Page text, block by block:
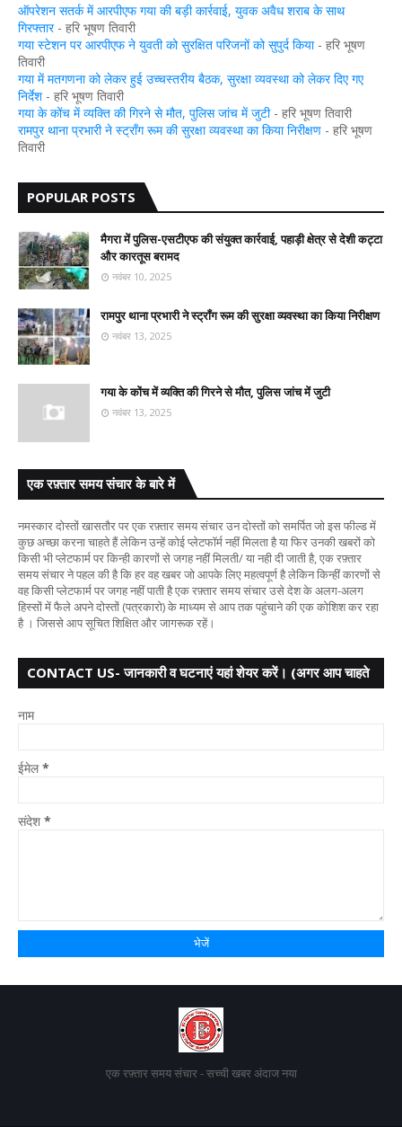
ऑपरेशन सतर्क में आरपीएफ गया की बड़ी कार्रवाई, युवक अवैध शराब के साथ
गिरफ्तार- हरि भूषण तिवारी
गया स्टेशन पर आरपीएफ ने युवती को सुरक्षित परिजनों को सुपुर्द किया- हरि भूषण
तिवारी
गया में मतगणना को लेकर हुई उच्चस्तरीय बैठक, सुरक्षा व्यवस्था को लेकर दिए गए
निर्देश- हरि भूषण तिवारी
गया के कोंच में व्यक्ति की गिरने से मौत, पुलिस जांच में जुटी- हरि भूषण तिवारी
रामपुर थाना प्रभारी ने स्ट्रॉंग रूम की सुरक्षा व्यवस्था का किया निरीक्षण - हरि भूषण
तिवारी
POPULAR POSTS
मैगरा में पुलिस-एसटीएफ की संयुक्त कार्रवाई, पहाड़ी क्षेत्र से देशी कट्टा
और कारतूस बरामद
नवंबर 10, 2025
रामपुर थाना प्रभारी ने स्ट्रॉंग रूम की सुरक्षा व्यवस्था का किया निरीक्षण
नवंबर 13, 2025
गया के कोंच में व्यक्ति की गिरने से मौत, पुलिस जांच में जुटी
नवंबर 13, 2025
एक रफ़्तार समय संचार के बारे में
नमस्कार दोस्तों खासतौर पर एक रफ़्तार समय संचार उन दोस्तों को समर्पित जो इस फील्ड में
कुछ अच्छा करना चाहते हैं लेकिन उन्हें कोई प्लेटफॉर्म नहीं मिलता है या फिर उनकी खबरों को
किसी भी प्लेटफार्म पर किन्ही कारणों से जगह नहीं मिलती/ या नही दी जाती है, एक रफ़्तार
समय संचार ने पहल की है कि हर वह खबर जो आपके लिए महत्वपूर्ण है लेकिन किन्हीं कारणों से
वह किसी प्लेटफार्म पर जगह नहीं पाती है एक रफ़्तार समय संचार उसे देश के अलग-अलग
हिस्सों में फैले अपने दोस्तों (पत्रकारो) के माध्यम से आप तक पहुंचाने की एक कोशिश कर रहा
है । जिससे आप सूचित शिक्षित और जागरूक रहें।
CONTACT US- जानकारी व घटनाएं यहां शेयर करें। (अगर आप चाहते
नाम
ईमेल*
संदेश *
एक रफ़्तार समय संचार - सच्ची खबर अंदाज नया